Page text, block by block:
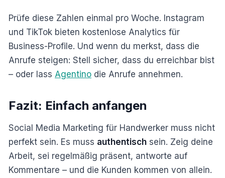
Prüfe diese Zahlen einmal pro Woche. Instagram
und TikTok bieten kostenlose Analytics für
Business-Profile. Und wenn du merkst, dass die
Anrufe steigen: Stell sicher, dass du erreichbar bist
– oder lass Agentino die Anrufe annehmen.
Fazit: Einfach anfangen
Social Media Marketing für Handwerker muss nicht
perfekt sein. Es muss authentisch sein. Zeig deine
Arbeit, sei regelmäßig präsent, antworte auf
Kommentare – und die Kunden kommen von allein.